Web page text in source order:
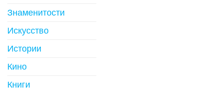
Знаменитости
Искусство
Истории
Кино
Книги